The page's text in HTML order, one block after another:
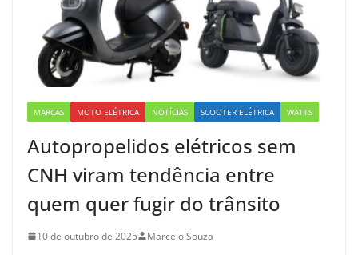
MARCAS MOTO ELÉTRICA NOTÍCIAS SCOOTER ELÉTRICA WATTS
Autopropelidos elétricos sem
CNH viram tendência entre
quem quer fugir do trânsito
10 de outubro de 2025 Marcelo Souza